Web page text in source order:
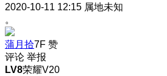
2020-10-11 12:15 属地未知
。
蒲月拾7F 赞
评论 举报
LV8荣耀V20